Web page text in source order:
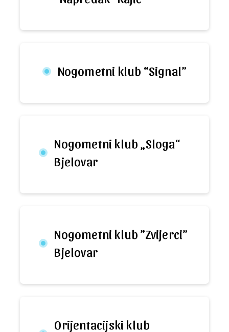
Nogometni klub “Signal”
Nogometni klub „Sloga“
Bjelovar
Nogometni klub ”Zvijerci”
Bjelovar
Orijentacijski klub